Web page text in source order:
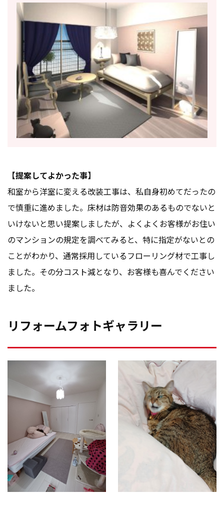
【提案してよかった事】
和室から洋室に変える改装工事は、私自身初めてだったの
で慎重に進めました。床材は防音効果のあるものでないと
いけないと思い提案しましたが、よくよくお客様がお住い
のマンションの規定を調べてみると、特に指定がないとの
ことがわかり、通常採用しているフローリング材で工事し
ました。その分コスト減となり、お客様も喜んでください
ました。
リフォームフォトギャラリー